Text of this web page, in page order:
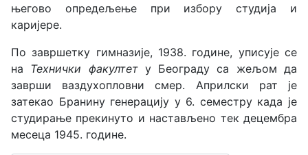
његово опредељење при избору студија и
каријере.
По завршетку гимназије, 1938. године, уписује се
на Технички факултету Београду са жељом да
заврши ваздухопловни смер. Априлски рат је
затекао Бранину генерацију у 6. семестру када је
студирање прекинуто и настављено тек децембра
месеца 1945. године.